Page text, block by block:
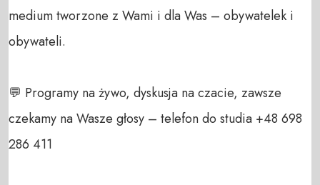
medium tworzone z Wami i dla Was – obywatelek i
obywateli.
💬 Programy na żywo, dyskusja na czacie, zawsze
czekamy na Wasze głosy – telefon do studia +48 698
286 411